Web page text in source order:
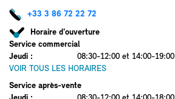
+33 3 86 72 22 72
Horaire d'ouverture
Service commercial
Jeudi :
08:30-12:00 et 14:00-19:00
VOIR TOUS LES HORAIRES
Service après-vente